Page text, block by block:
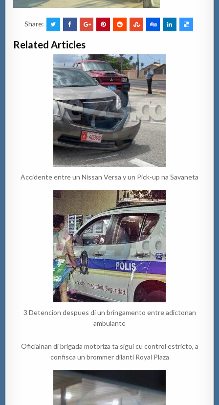
Share:
Related Articles
Accidente entre un Nissan Versa y un Pick-up na Savaneta
3 Detencion despues di un bringamento entre adictonan
ambulante
Oficialnan di brigada motoriza ta sigui cu control estricto, a
confisca un brommer dilanti Royal Plaza